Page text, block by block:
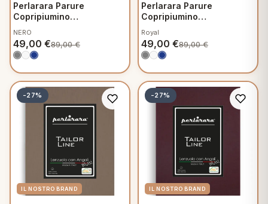
Perlarara Parure
Copripiumino
NERO
49,00 €89,00€
Perlarara Parure
Copripiumino
Royal
49,00 €89,00€
-27% -27%